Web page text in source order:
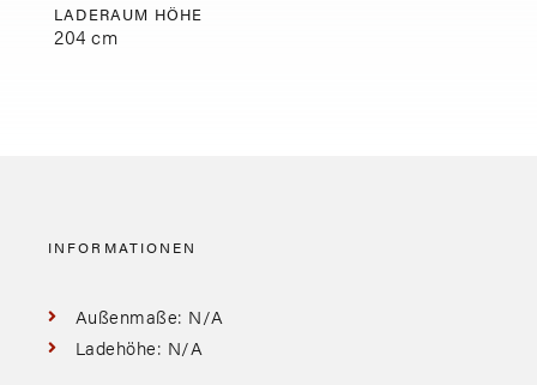
LADERAUM HÖHE
204 cm
INFORMATIONEN
Außenmaße: N/A
Ladehöhe: N/A